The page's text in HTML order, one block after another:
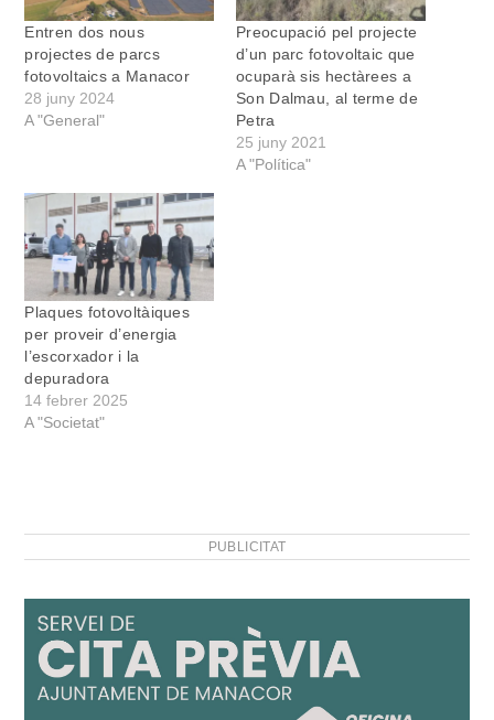
Entren dos nous
projectes de parcs
fotovoltaics a Manacor
28 juny 2024
A "General"
Preocupació pel projecte
d’un parc fotovoltaic que
ocuparà sis hectàrees a
Son Dalmau, al terme de
Petra
25 juny 2021
A "Política"
Plaques fotovoltàiques
per proveir d’energia
l’escorxador i la
depuradora
14 febrer 2025
A "Societat"
PUBLICITAT